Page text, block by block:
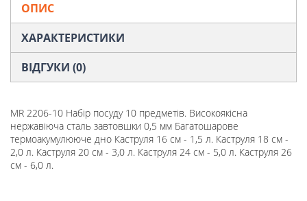
ОПИС
ХАРАКТЕРИСТИКИ
ВІДГУКИ (0)
MR 2206-10 Набір посуду 10 предметів. Високоякісна
нержавіюча сталь завтовшки 0,5 мм Багатошарове
термоакумулююче дно Каструля 16 см - 1,5 л. Каструля 18 см -
2,0 л. Каструля 20 см - 3,0 л. Каструля 24 см - 5,0 л. Каструля 26
см - 6,0 л.